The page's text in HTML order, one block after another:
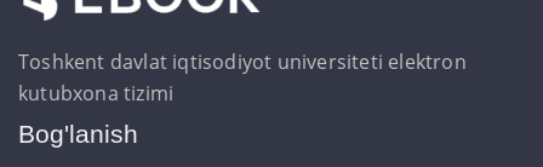
Toshkent davlat iqtisodiyot universiteti elektron
kutubxona tizimi
Bog'lanish